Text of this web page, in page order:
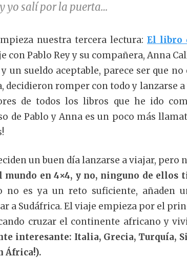
yo salí por la puerta…
nuestra tercera lectura: El libro
con Pablo Rey y su compañera, Anna
un sueldo aceptable, parece ser que
decidieron romper con todo y lanzarse
de todos los libros que he ido
de Pablo y Anna es un poco más
un buen día lanzarse a viajar, pero
mundo en 4×4, y no, ninguno de ellos
no es ya un reto suficiente, añaden
a Sudáfrica. El viaje empieza por el
cruzar el continente africano y
interesante: Italia, Grecia, Turquía,
África!).